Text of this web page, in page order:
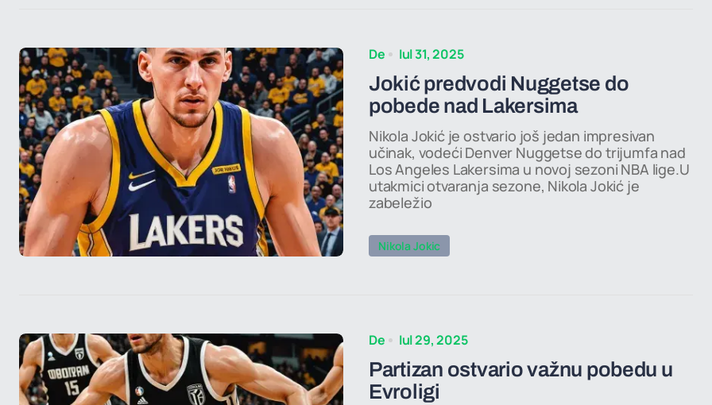
De Iul 31, 2025
Jokić predvodi Nuggetse do
pobede nad Lakersima
Nikola Jokić je ostvario još jedan impresivan
učinak, vodeći Denver Nuggetse do trijumfa nad
Los Angeles Lakersima u novoj sezoni NBA lige.U
utakmici otvaranja sezone, Nikola Jokić je
zabeležio
Nikola Jokic
De Iul 29, 2025
Partizan ostvario važnu pobedu u
Evroligi